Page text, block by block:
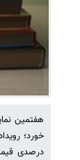
درصدی